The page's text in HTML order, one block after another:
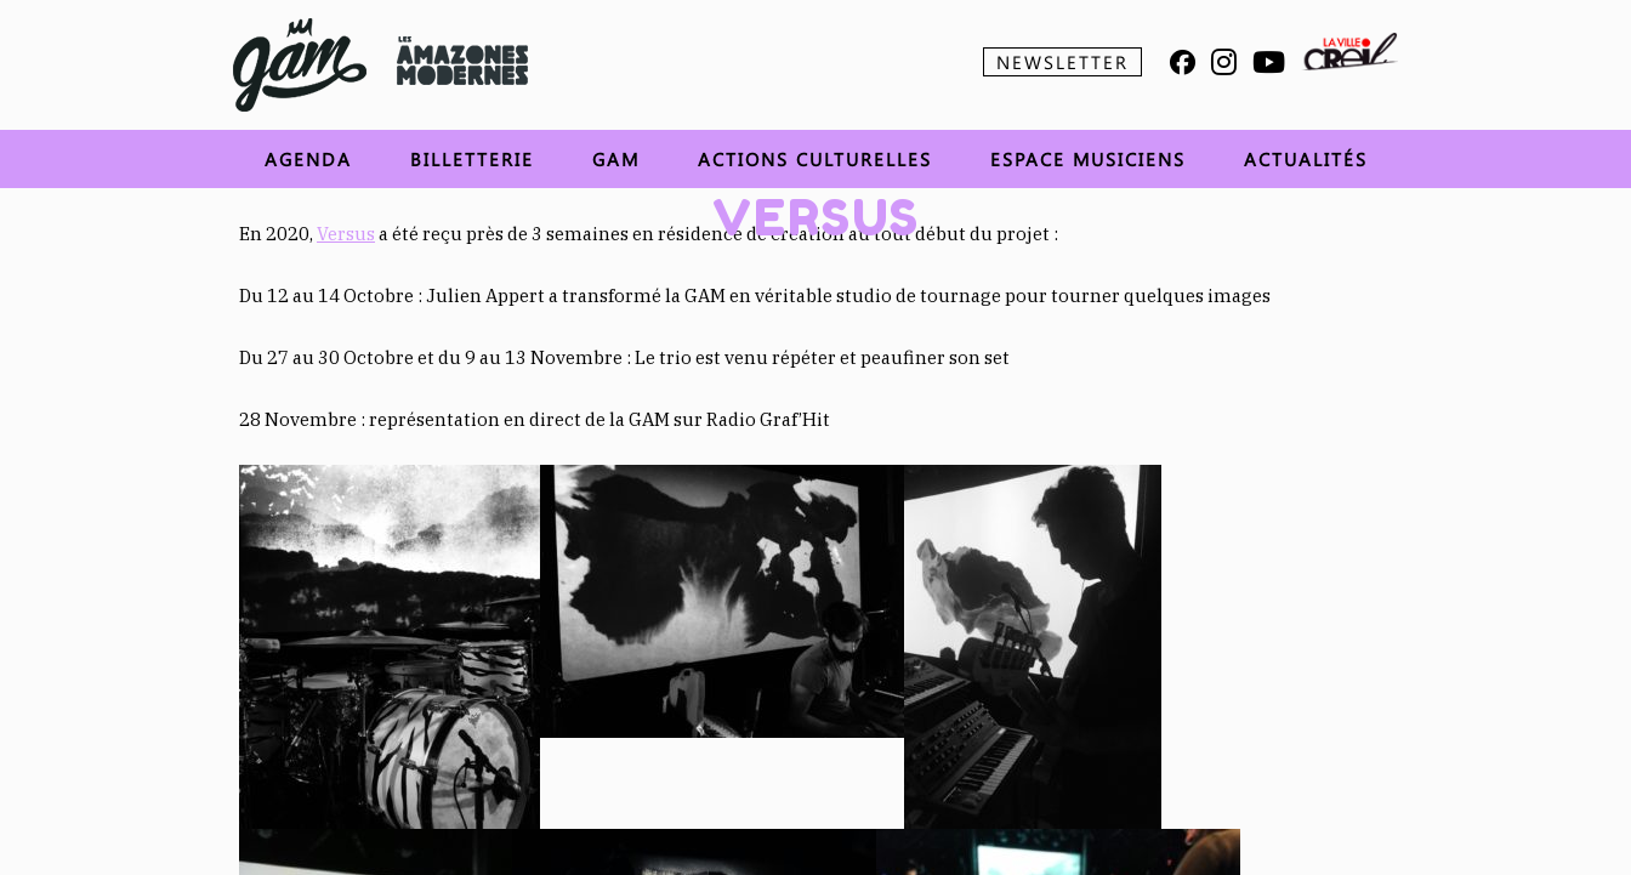
NEWSLETTER
Aller au contenu
AGENDA BILLETTERIE GAM ACTIONS CULTURELLES ESPACE MUSICIENS ACTUALITÉS
VERSUS
En 2020, Versus a été reçu près de 3 semaines en résidence de création au tout début du projet :
Du 12 au 14 Octobre : Julien Appert a transformé la GAM en véritable studio de tournage pour tourner quelques images
Du 27 au 30 Octobre et du 9 au 13 Novembre : Le trio est venu répéter et peaufiner son set
28 Novembre : représentation en direct de la GAM sur Radio Graf’Hit